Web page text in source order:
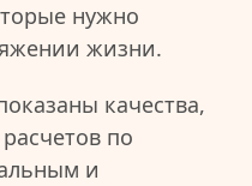
нужно
жизни.
качества,
по
и